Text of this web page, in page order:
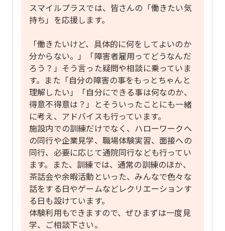
スマイルプラスでは、皆さんの「働きたい気
持ち」を応援します。
「働きたいけど、具体的に何をしてよいのか
分からない。」「障害者雇用ってどうなんだ
ろう？」そう言った疑問や相談に乗っていま
す。また「自分の障害の事をもっとちゃんと
理解したい」「自分にできる事は何なのか、
得意不得意は？」とそういったことにも一緒
に考え、アドバイスも行っています。
施設内での訓練だけでなく、ハローワークへ
の同行や企業見学、職場体験実習、面接への
同行、必要に応じて通院同行なども行ってい
ます。また、訓練では、通常の訓練のほか、
茶話会や余暇活動といった、みんなで色々な
話をする日やゲームなどレクリエーションす
る日も設けています。
体験利用もできますので、ぜひまずは一度見
学、ご相談下さい。